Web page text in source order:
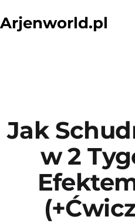
do
Arjenworld.pl
Jak
w 2